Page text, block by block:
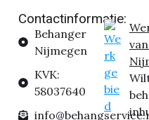
Contactinformatie:
Behanger
Nijmegen
KVK:
58037640